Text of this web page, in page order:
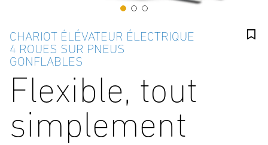
CHARIOT ÉLÉVATEUR ÉLECTRIQUE
4 ROUES SUR PNEUS
GONFLABLES
Flexible, tout
simplement